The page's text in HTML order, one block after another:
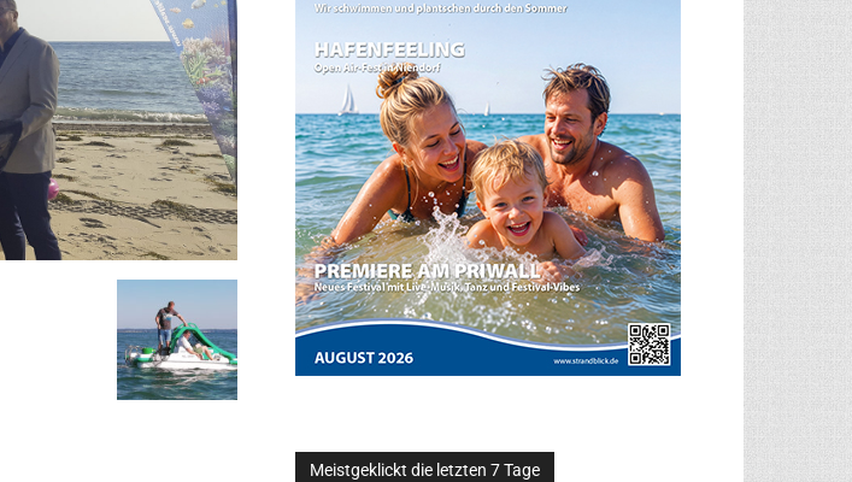
Meistgeklickt die letzten 7 Tage